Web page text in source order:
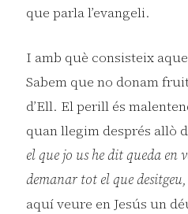
que parla l’evangeli.
I amb què consisteix
Sabem que no donam
d’Ell. El perill és
quan llegim després allò
el que jo us he dit queda en
demanar tot el que
aquí veure en Jesús un